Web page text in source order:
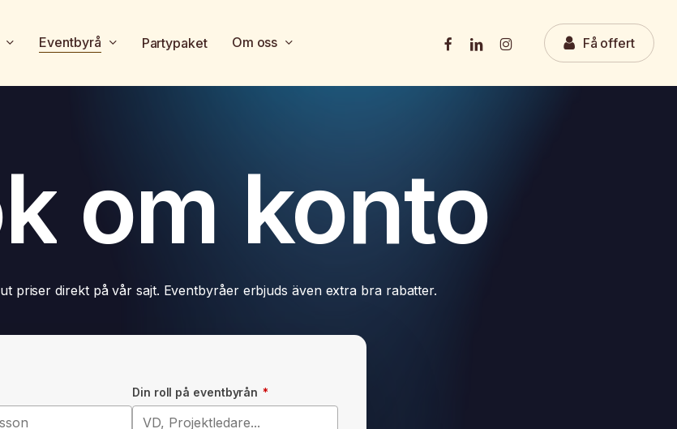
Eventbyrå Partypaket Om oss facebooklinkedininstagram Få offert
om konto
priser direkt på vår sajt. Eventbyråer erbjuds även extra bra rabatter.
Din roll på eventbyrån *